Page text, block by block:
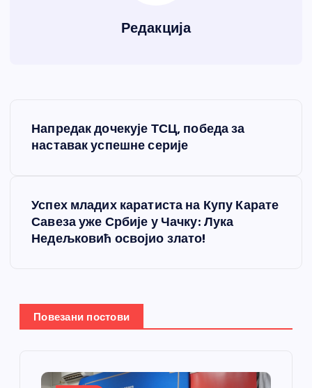
Редакција
Напредак дочекује ТСЦ, победа за
наставак успешне серије
Успех младих каратиста на Купу Карате
Савеза уже Србије у Чачку: Лука
Недељковић освојио злато!
Повезани постови